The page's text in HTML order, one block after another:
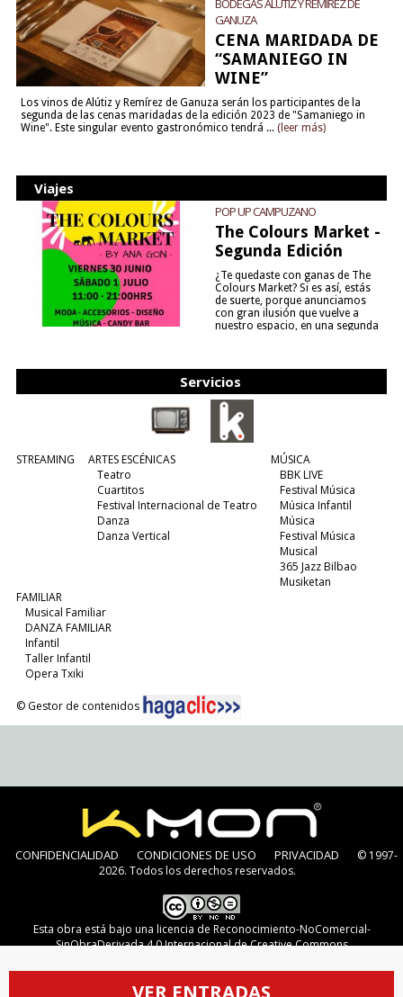
VER ENTRADAS
BODEGAS ALÚTIZ Y REMÍREZ DE
GANUZA
CENA MARIDADA DE
“SAMANIEGO IN
WINE”
Los vinos de Alútiz y Remírez de Ganuza serán los participantes de la
segunda de las cenas maridadas de la edición 2023 de "Samaniego in
Wine". Este singular evento gastronómico tendrá ... (leer más)
Viajes
POP UP CAMPUZANO
The Colours Market -
Segunda Edición
¿Te quedaste con ganas de The
Colours Market? Si es así, estás
de suerte, porque anunciamos
con gran ilusión que vuelve a
nuestro espacio, en una segunda
Servicios
STREAMING
ARTES ESCÉNICAS
Teatro
Cuartitos
Festival Internacional de Teatro
Danza
Danza Vertical
MÚSICA
BBK LIVE
Festival Música
Música Infantil
Música
Festival Música
Musical
365 Jazz Bilbao
Musiketan
FAMILIAR
Musical Familiar
DANZA FAMILIAR
Infantil
Taller Infantil
Opera Txiki
© Gestor de contenidos
CONFIDENCIALIDAD CONDICIONES DE USO PRIVACIDAD
© 1997-
2026. Todos los derechos reservados.
Esta obra está bajo una licencia de Reconocimiento-NoComercial-
SinObraDerivada 4.0 Internacional de Creative Commons